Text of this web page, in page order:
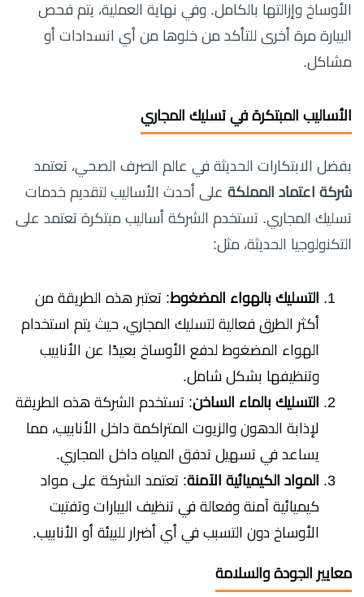
الأوساخ وإزالتها بالكامل. وفي نهاية العملية، يتم فحص
البيارة مرة أخرى للتأكد من خلوها من أي انسدادات أو
مشاكل.
الأساليب المبتكرة في تسليك المجاري
بفضل الابتكارات الحديثة في عالم الصرف الصحي، تعتمد
شركة اعتماد المملكة على أحدث الأساليب لتقديم خدمات
تسليك المجاري. تستخدم الشركة أساليب مبتكرة تعتمد على
التكنولوجيا الحديثة، مثل:
التسليك بالهواء المضغوط: تعتبر هذه الطريقة من
أكثر الطرق فعالية لتسليك المجاري، حيث يتم استخدام
الهواء المضغوط لدفع الأوساخ بعيدًا عن الأنابيب
وتنظيفها بشكل شامل.
التسليك بالماء الساخن: تستخدم الشركة هذه الطريقة
لإذابة الدهون والزيوت المتراكمة داخل الأنابيب، مما
يساعد في تسهيل تدفق المياه داخل المجاري.
المواد الكيميائية الآمنة: تعتمد الشركة على مواد
كيميائية آمنة وفعالة في تنظيف البيارات وتفتيت
الأوساخ دون التسبب في أي أضرار للبيئة أو الأنابيب.
معايير الجودة والسلامة